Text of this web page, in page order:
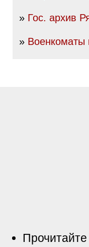
» Гос. архив
»
Прочитайте